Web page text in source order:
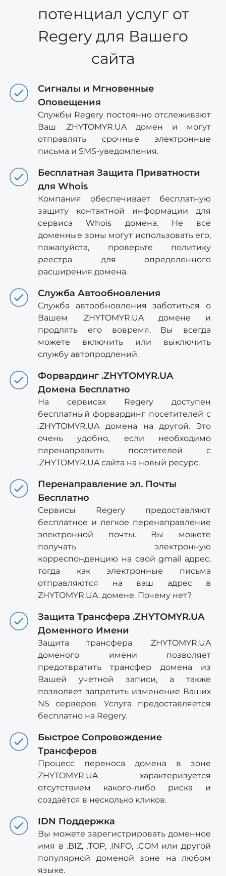
потенциал услуг от
Regery для Вашего
сайта
Сигналы и Мгновенные
Оповещения
Службы Regery постоянно отслеживают
Ваш .ZHYTOMYR.UA домен и могут
отправлять срочные электронные
письма и SMS-уведомления.
Бесплатная Защита Приватности
для Whois
Компания обеспечивает бесплатную
защиту контактной информации для
сервиса Whois домена. Не все
доменные зоны могут использовать его,
пожалуйста, проверьте политику
реестра для определенного
расширения домена.
Служба Автообновления
Служба автообновления заботиться о
Вашем .ZHYTOMYR.UA домене и
продлять его вовремя. Вы всегда
можете включить или выключить
службу автопродлений.
Форвардинг .ZHYTOMYR.UA
Домена Бесплатно
На сервисах Regery доступен
бесплатный форвардинг посетителей с
.ZHYTOMYR.UA домена на другой. Это
очень удобно, если необходимо
перенаправить посетителей c
.ZHYTOMYR.UA сайта на новый ресурс.
Перенаправление эл. Почты
Бесплатно
Сервисы Regery предоставляют
бесплатное и легкое перенаправление
электронной почты. Вы можете
получать электронную
корреспонденцию на свой gmail адрес,
тогда как электронные письма
отправляются на ваш адрес в
ZHYTOMYR.UA. домене. Почему нет?
Защита Трансфера .ZHYTOMYR.UA
Доменного Имени
Защита трансфера .ZHYTOMYR.UA
доменого имени позволяет
предотвратить трансфер домена из
Вашей учетной записи, а также
позволяет запретить изменение Ваших
NS серверов. Услуга предоставляется
бесплатно на Regery.
Быстрое Сопровождение
Трансферов
Процесс переноса домена в зоне
ZHYTOMYR.UA характеризуется
отсутствием какого-либо риска и
создаётся в несколько кликов.
IDN Поддержка
Вы можете зарегистрировать доменное
имя в .BIZ, .TOP, .INFO, .COM или другой
популярной доменой зоне на любом
языке.